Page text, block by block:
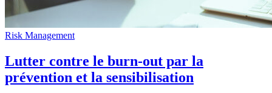
Risk Management
Lutter contre le burn-out par la
prévention et la sensibilisation